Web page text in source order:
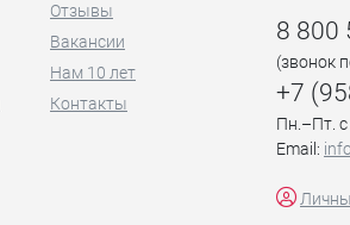
Отзывы
Вакансии
Нам 10 лет
Контакты
8 800
(звонок
+7
Пн.–Пт.
Email: